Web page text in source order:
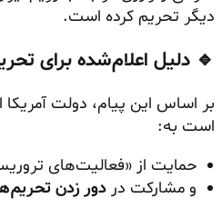
دیگر تحریم کرده است.
🔹 دلیل اعلام‌شده برای
بر اساس این پیام، دولت آمریکا
است به:
حمایت از «فعالیت‌های
و مشارکت در دور زدن